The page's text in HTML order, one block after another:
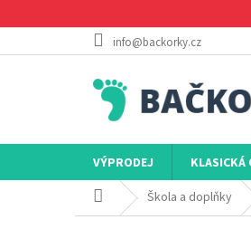
na
info@backorky.cz
VÝPRODEJ KLASICKÁ
Domů Škola a doplňky